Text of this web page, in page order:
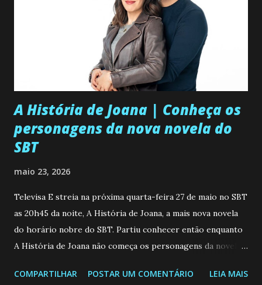
A História de Joana | Conheça os
personagens da nova novela do
SBT
maio 23, 2026
Televisa E streia na próxima quarta-feira 27 de maio no SBT
as 20h45 da noite, A História de Joana, a mais nova novela
do horário nobre do SBT. Partiu conhecer então enquanto
A História de Joana não começa os personagens da novela?
de 25/05/26 a 31/05/26 JOANA GUADALUPE (Camila
COMPARTILHAR POSTAR UM COMENTÁRIO LEIA MAIS